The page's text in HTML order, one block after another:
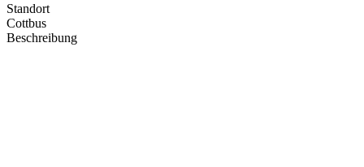
Standort
Cottbus
Beschreibung